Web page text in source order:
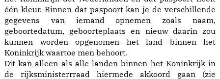
één kleur. Binnen dat paspoort kan je de verschillende
gegevens van iemand opnemen zoals naam,
geboortedatum, geboorteplaats en nieuw daarin zou
kunnen worden opgenomen het land binnen het
Koninkrijk waartoe men behoort.
Dit kan alleen als alle landen binnen het Koninkrijk in
de rijksministerrraad hiermede akkoord gaan (zie